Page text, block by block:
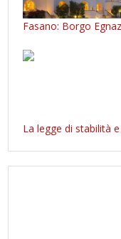
Fasano: Borgo
La legge di stabilità